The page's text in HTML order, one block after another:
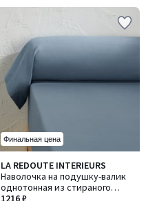
Финальная цена
LA REDOUTE INTERIEURS
Наволочка на подушку-валик
однотонная из стираного
хлопка, Scenario / Сценарио
1216 ₽
4,4
/ 5